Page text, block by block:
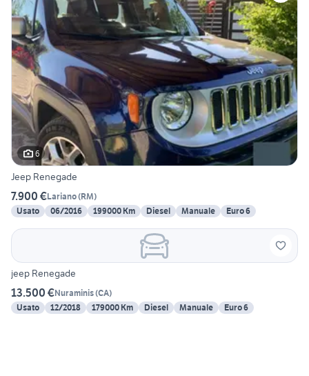
6
Jeep Renegade
7.900 €Lariano(RM)
Usato
06/2016 199000 Km Diesel Manuale Euro 6
jeep Renegade
13.500 €Nuraminis(CA)
Usato
12/2018 179000 Km Diesel Manuale Euro 6